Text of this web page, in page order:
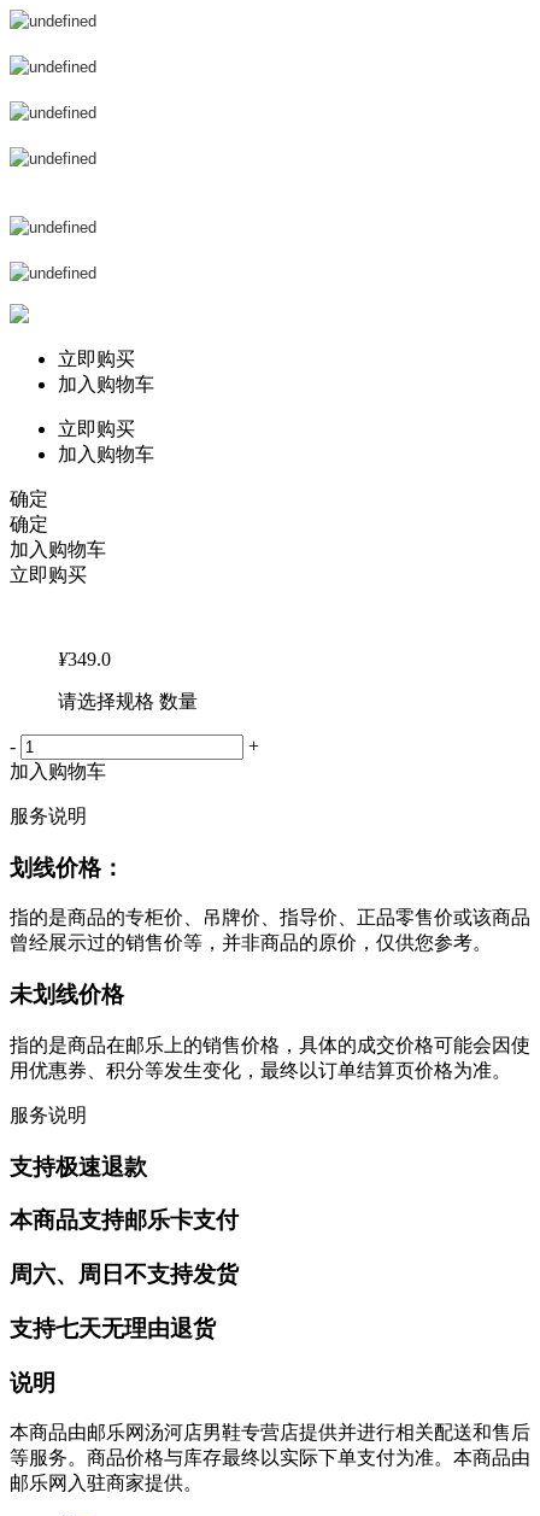
立即购买
加入购物车
立即购买
加入购物车
确定
确定
加入购物车
立即购买
¥349.0
请选择规格 数量
-
+
加入购物车
服务说明
划线价格：
指的是商品的专柜价、吊牌价、指导价、正品零售价或该商品
曾经展示过的销售价等，并非商品的原价，仅供您参考。
未划线价格
指的是商品在邮乐上的销售价格，具体的成交价格可能会因使
用优惠券、积分等发生变化，最终以订单结算页价格为准。
服务说明
支持极速退款
本商品支持邮乐卡支付
周六、周日不支持发货
支持七天无理由退货
说明
本商品由邮乐网汤河店男鞋专营店提供并进行相关配送和售后
等服务。商品价格与库存最终以实际下单支付为准。本商品由
邮乐网入驻商家提供。